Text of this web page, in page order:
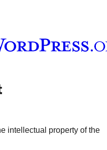
channel
наш Tumblr налог
intellectual property of the